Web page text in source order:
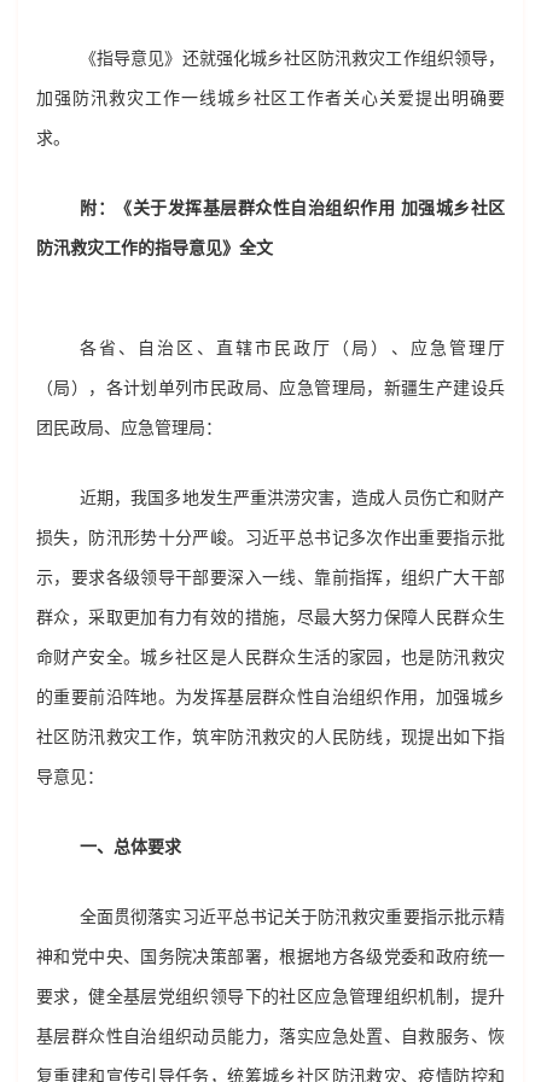
《指导意见》还就强化城乡社区防汛救灾工作组织领导，
加强防汛救灾工作一线城乡社区工作者关心关爱提出明确要
求。
附：《关于发挥基层群众性自治组织作用 加强城乡社区
防汛救灾工作的指导意见》全文
各省、自治区、直辖市民政厅（局）、应急管理厅
（局），各计划单列市民政局、应急管理局，新疆生产建设兵
团民政局、应急管理局：
近期，我国多地发生严重洪涝灾害，造成人员伤亡和财产
损失，防汛形势十分严峻。习近平总书记多次作出重要指示批
示，要求各级领导干部要深入一线、靠前指挥，组织广大干部
群众，采取更加有力有效的措施，尽最大努力保障人民群众生
命财产安全。城乡社区是人民群众生活的家园，也是防汛救灾
的重要前沿阵地。为发挥基层群众性自治组织作用，加强城乡
社区防汛救灾工作，筑牢防汛救灾的人民防线，现提出如下指
导意见：
一、总体要求
全面贯彻落实习近平总书记关于防汛救灾重要指示批示精
神和党中央、国务院决策部署，根据地方各级党委和政府统一
要求，健全基层党组织领导下的社区应急管理组织机制，提升
基层群众性自治组织动员能力，落实应急处置、自救服务、恢
复重建和宣传引导任务，统筹城乡社区防汛救灾、疫情防控和